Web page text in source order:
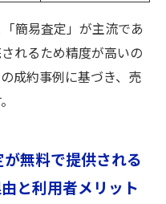
簡易査定」が主流であ
れるため精度が高いの
成約事例に基づき、売
無料で提供される
と利用者メリット